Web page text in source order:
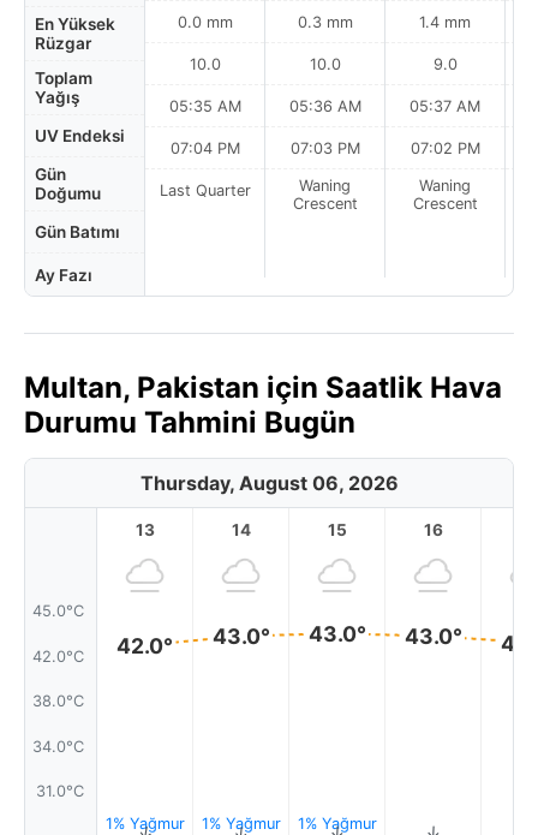
En Yüksek
Rüzgar
Toplam
Yağış
UV Endeksi
Gün
Doğumu
Gün Batımı
Ay Fazı
0.0 mm
10.0
05:35 AM
07:04 PM
Last Quarter
0.3 mm
10.0
05:36 AM
07:03 PM
Waning
Crescent
1.4 mm
9.0
05:37 AM
07:02 PM
Waning
Crescent
Multan, Pakistan için Saatlik Hava
Durumu Tahmini Bugün
Thursday, August 06, 2026
45.0°C
42.0°C
38.0°C
34.0°C
31.0°C
13
42.0°
1% Yağmur
14
43.0°
1% Yağmur
15
43.0°
1% Yağmur
16
43.0°